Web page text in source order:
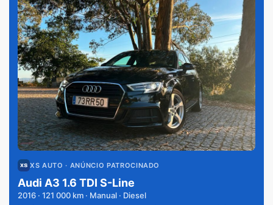
XS AUTO · ANÚNCIO PATROCINADO
Audi A3 1.6 TDI S-Line
2016 · 121 000 km · Manual · Diesel